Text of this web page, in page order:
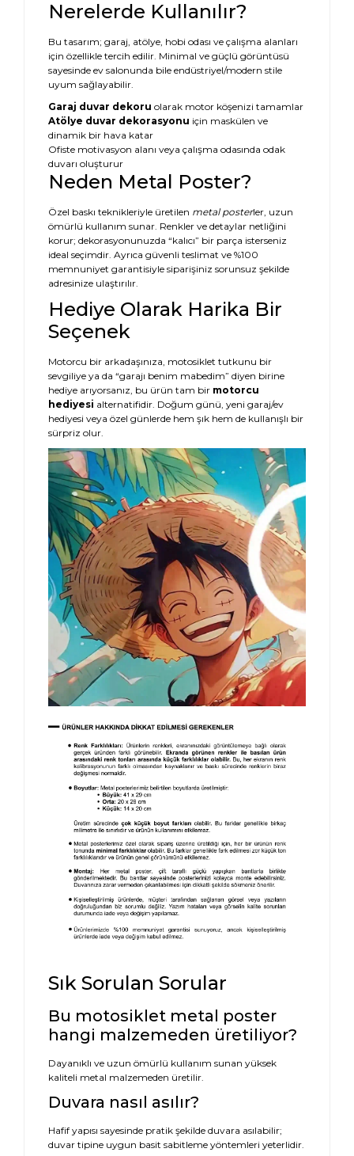
Nerelerde Kullanılır?
Bu tasarım; garaj, atölye, hobi odası ve çalışma alanları
için özellikle tercih edilir. Minimal ve güçlü görüntüsü
sayesinde ev salonunda bile endüstriyel/modern stile
uyum sağlayabilir.
Garaj duvar dekoru olarak motor köşenizi tamamlar
Atölye duvar dekorasyonu için maskülen ve
dinamik bir hava katar
Ofiste motivasyon alanı veya çalışma odasında odak
duvarı oluşturur
Neden Metal Poster?
Özel baskı teknikleriyle üretilen metal posterler, uzun
ömürlü kullanım sunar. Renkler ve detaylar netliğini
korur; dekorasyonunuzda “kalıcı” bir parça isterseniz
ideal seçimdir. Ayrıca güvenli teslimat ve %100
memnuniyet garantisiyle siparişiniz sorunsuz şekilde
adresinize ulaştırılır.
Hediye Olarak Harika Bir
Seçenek
Motorcu bir arkadaşınıza, motosiklet tutkunu bir
sevgiliye ya da “garajı benim mabedim” diyen birine
hediye arıyorsanız, bu ürün tam bir motorcu
hediyesi alternatifidir. Doğum günü, yeni garaj/ev
hediyesi veya özel günlerde hem şık hem de kullanışlı bir
sürpriz olur.
Sık Sorulan Sorular
Bu motosiklet metal poster
hangi malzemeden üretiliyor?
Dayanıklı ve uzun ömürlü kullanım sunan yüksek
kaliteli metal malzemeden üretilir.
Duvara nasıl asılır?
Hafif yapısı sayesinde pratik şekilde duvara asılabilir;
duvar tipine uygun basit sabitleme yöntemleri yeterlidir.